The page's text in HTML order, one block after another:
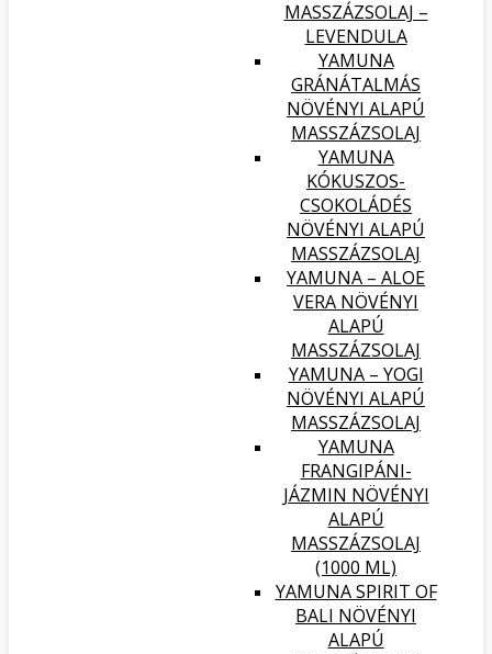
MASSZÁZSOLAJ –
LEVENDULA
YAMUNA
GRÁNÁTALMÁS
NÖVÉNYI ALAPÚ
MASSZÁZSOLAJ
YAMUNA
KÓKUSZOS-
CSOKOLÁDÉS
NÖVÉNYI ALAPÚ
MASSZÁZSOLAJ
YAMUNA – ALOE
VERA NÖVÉNYI
ALAPÚ
MASSZÁZSOLAJ
YAMUNA – YOGI
NÖVÉNYI ALAPÚ
MASSZÁZSOLAJ
YAMUNA
FRANGIPÁNI-
JÁZMIN NÖVÉNYI
ALAPÚ
MASSZÁZSOLAJ
(1000 ML)
YAMUNA SPIRIT OF
BALI NÖVÉNYI
ALAPÚ